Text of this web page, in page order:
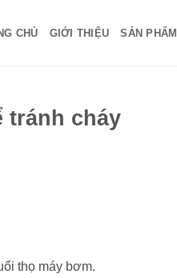
CHỦ GIỚI THIỆU SẢN PHẨM
tránh cháy
thọ máy bơm.